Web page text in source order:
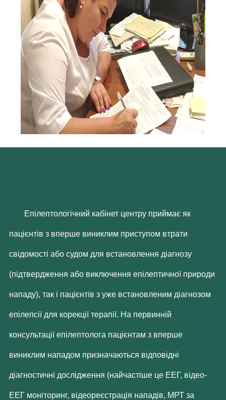
Епілептологічний кабінет центру приймає як
пацієнтів з вперше виниклим приступом втрати
свідомості або судом для встановлення діагнозу
(підтвердження або виключення епілептичної природи
нападу), так і пацієнтів з уже встановленим діагнозом
епілепсії для корекції терапії. На первинній
консультації епілептолога пацієнтам з вперше
виниклим нападом призначаються відповідні
діагностичні дослідження (найчастіше це ЕЕГ, відео-
ЕЕГ моніторинг, відеореєстрація нападів, МРТ за